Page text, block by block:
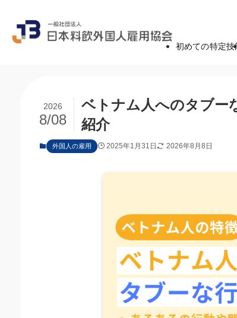
初めての特定技
ベトナム人へのタブー
紹介
2026
8/08
外国人の雇用 2025年1月31日 2026年8月8日